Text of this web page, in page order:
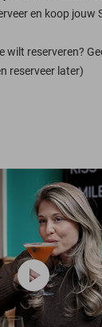
en koop jouw
wilt reserveren?
reserveer later)
play_circle